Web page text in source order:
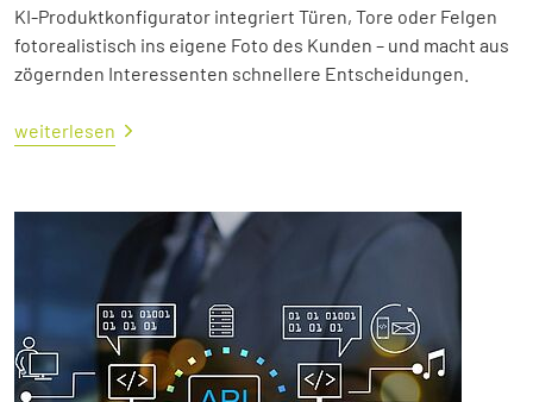
KI-Produktkonfigurator integriert Türen, Tore oder Felgen
fotorealistisch ins eigene Foto des Kunden – und macht aus
zögernden Interessenten schnellere Entscheidungen.
weiterlesen